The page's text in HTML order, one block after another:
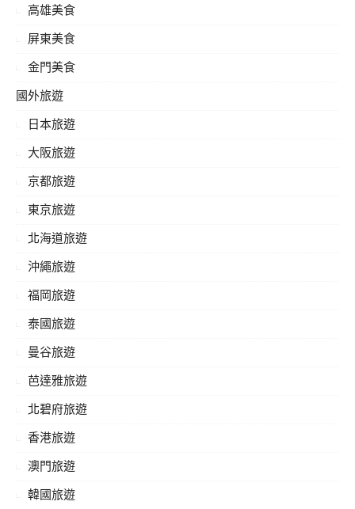
高雄美食
屏東美食
金門美食
國外旅遊
日本旅遊
大阪旅遊
京都旅遊
東京旅遊
北海道旅遊
沖繩旅遊
福岡旅遊
泰國旅遊
曼谷旅遊
芭達雅旅遊
北碧府旅遊
香港旅遊
澳門旅遊
韓國旅遊